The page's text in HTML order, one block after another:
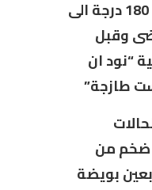
الى التحول الحاد بدرجة 180 درجة الى
وقبل
“نود ان
طازجة”
ضخم من
بويضة